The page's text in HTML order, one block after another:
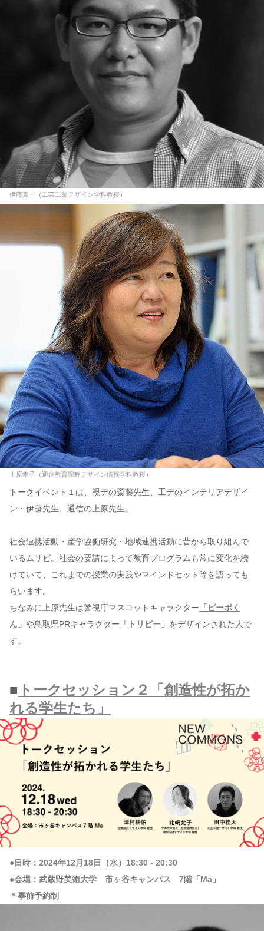
伊藤真一（工芸工業デザイン学科教授）
上原幸子（通信教育課程デザイン情報学科教授）
トークイベント１は、視デの斎藤先生、工デのインテリアデザイ
ン・伊藤先生、通信の上原先生。
社会連携活動・産学協働研究・地域連携活動に昔から取り組んで
いるムサビ。社会の要請によって教育プログラムも常に変化を続
けていて、これまでの授業の実践やマインドセット等を語っても
らいます。
ちなみに上原先生は警視庁マスコットキャラクター 「ピーポく
ん」 や鳥取県PRキャラクター 「トリピー」 をデザインされた人で
す。
■ トークセッション２「創造性が拓か
れる学生たち」
●日時：2024年12月18日（水）18:30 - 20:30
●会場：武蔵野美術大学 市ヶ谷キャンパス 7階「Ma」
＊事前予約制